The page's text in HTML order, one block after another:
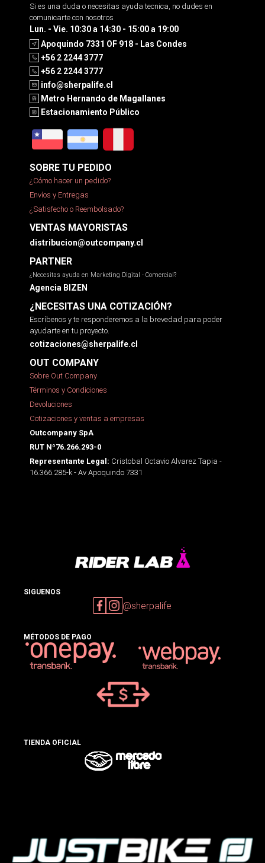
Si es una duda o necesitas ayuda tecnica, no dudes en
comunicarte con nosotros
Lun. - Vie. 10:30 a 14:30 - 15:00 a 19:00
Apoquindo 7331 OF 918 - Las Condes
+56 2 2244 3777
+56 2 2244 3777
info@sherpalife.cl
Metro Hernando de Magallanes
Estacionamiento Público
SOBRE TU PEDIDO
¿Cómo hacer un pedido?
Envíos y Entregas
¿Satisfecho o Reembolsado?
VENTAS MAYORISTAS
distribucion@outcompany.cl
PARTNER
¿Necesitas ayuda en Marketing Digital - Comercial?
Agencia BIZEN
¿NECESITAS UNA COTIZACIÓN?
Escríbenos y te responderemos a la brevedad para poder
ayudarte en tu proyecto.
cotizaciones@sherpalife.cl
OUT COMPANY
Sobre Out Company
Términos y Condiciones
Devoluciones
Cotizaciones y ventas a empresas
Outcompany SpA
RUT Nº76.266.293-0
Representante Legal: Cristobal Octavio Alvarez Tapia -
16.366.285-k - Av Apoquindo 7331
SIGUENOS
@sherpalife
MÉTODOS DE PAGO
TIENDA OFICIAL